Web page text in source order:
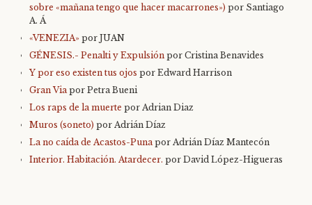
sobre «mañana tengo que hacer macarrones») por Santiago
A. Á
«VENEZIA» por JUAN
GÉNESIS.- Penalti y Expulsión por Cristina Benavides
Y por eso existen tus ojos por Edward Harrison
Gran Via por Petra Bueni
Los raps de la muerte por Adrian Diaz
Muros (soneto) por Adrián Díaz
La no caída de Acastos-Puna por Adrián Díaz Mantecón
Interior. Habitación. Atardecer. por David López-Higueras